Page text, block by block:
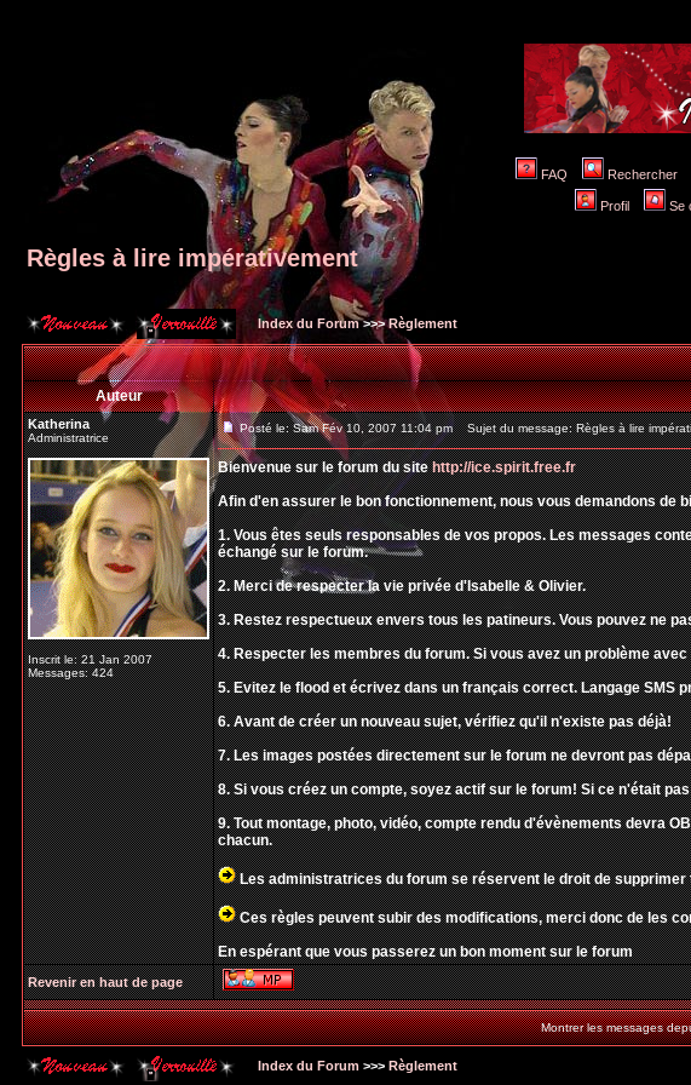
FAQ Rechercher
Profil Se
Règles à lire impérativement
Index du Forum>>>Règlement
Auteur
Katherina
Administratrice
Inscrit le: 21 Jan 2007
Messages: 424
Posté le: Sam Fév 10, 2007 11:04 pm Sujet du message: Règles à lire
Bienvenue sur le forum du sitehttp://ice.spirit.free.fr
Afin d'en assurer le bon fonctionnement, nous vous demandons de
1. Vous êtes seuls responsables de vos propos. Les messages
échangé sur le forum.
2. Merci de respecter la vie privée d'Isabelle & Olivier.
3. Restez respectueux envers tous les patineurs. Vous pouvez ne
4. Respecter les membres du forum. Si vous avez un problème
5. Evitez le flood et écrivez dans un français correct. Langage SMS
6. Avant de créer un nouveau sujet, vérifiez qu'il n'existe pas déjà!
7. Les images postées directement sur le forum ne devront pas
8. Si vous créez un compte, soyez actif sur le forum! Si ce n'était
9. Tout montage, photo, vidéo, compte rendu d'évènements devra
chacun.
Les administratrices du forum se réservent le droit de
Ces règles peuvent subir des modifications, merci donc de les
En espérant que vous passerez un bon moment sur le forum
Revenir en haut de page
Montrer les messages
Index du Forum >>> Règlement